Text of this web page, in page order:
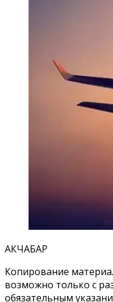
АКЧАБАР
Копирование
возможно только с
обязательным